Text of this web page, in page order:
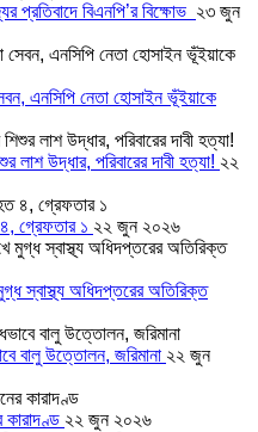
প্রতিবাদে বিএনপি’র বিক্ষোভ ২৩ জুন
এনসিপি নেতা হোসাইন ভূঁইয়াকে
লাশ উদ্ধার, পরিবারের দাবী হত্যা! ২২
গ্রেফতার ১ ২২ জুন ২০২৬
স্বাস্থ্য অধিদপ্তরের অতিরিক্ত
বালু উত্তোলন, জরিমানা ২২ জুন
২২ জুন ২০২৬